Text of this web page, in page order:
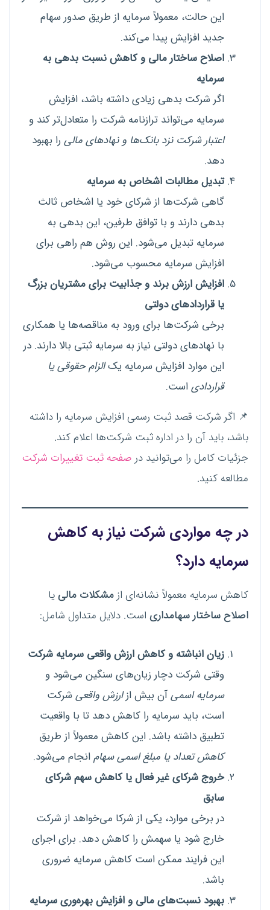
این حالت، معمولاً سرمایه از طریق صدور سهام
جدید افزایش پیدا می‌کند.
اصلاح ساختار مالی و کاهش نسبت بدهی به
سرمایه
اگر شرکت بدهی زیادی داشته باشد، افزایش
سرمایه می‌تواند ترازنامه شرکت را متعادل‌تر کند و
اعتبار شرکت نزد بانک‌ها و نهادهای مالی را بهبود
دهد.
تبدیل مطالبات اشخاص به سرمایه
گاهی شرکت‌ها از شرکای خود یا اشخاص ثالث
بدهی دارند و با توافق طرفین، این بدهی به
سرمایه تبدیل می‌شود. این روش هم راهی برای
افزایش سرمایه محسوب می‌شود.
افزایش ارزش برند و جذابیت برای مشتریان بزرگ
یا قراردادهای دولتی
برخی شرکت‌ها برای ورود به مناقصه‌ها یا همکاری
با نهادهای دولتی نیاز به سرمایه ثبتی بالا دارند. در
این موارد افزایش سرمایه یکالزام حقوقی یا
قراردادیاست.
📌 اگر شرکت قصد ثبت رسمی افزایش سرمایه را داشته
باشد، باید آن را در اداره ثبت شرکت‌ها اعلام کند.
جزئیات کامل را می‌توانید در صفحه ثبت تغییرات شرکت
مطالعه کنید.
در چه مواردی شرکت نیاز به کاهش
سرمایه دارد؟
کاهش سرمایه معمولاً نشانه‌ای ازمشکلات مالییا
اصلاح ساختار سهامداری است. دلایل متداول شامل:
زیان انباشته و کاهش ارزش واقعی سرمایه شرکت
وقتی شرکت دچار زیان‌های سنگین می‌شود و
سرمایه اسمیآن بیش ازارزش واقعی شرکت
است، باید سرمایه را کاهش دهد تا با واقعیت
تطبیق داشته باشد. این کاهش معمولاً از طریق
کاهش تعداد یا مبلغ اسمی سهامانجام می‌شود.
خروج شرکای غیر فعال یا کاهش سهم شرکای
سابق
در برخی موارد، یکی از شرکا می‌خواهد از شرکت
خارج شود یا سهمش را کاهش دهد. برای اجرای
این فرایند ممکن است کاهش سرمایه ضروری
باشد.
بهبود نسبت‌های مالی و افزایش بهره‌وری سرمایه